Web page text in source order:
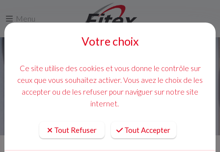
Menu
Votre choix
Ce site utilise des cookies et vous donne le contrôle sur
ceux que vous souhaitez activer. Vous avez le choix de les
accepter ou de les refuser pour naviguer sur notre site
internet.
Tout Refuser Tout Accepter